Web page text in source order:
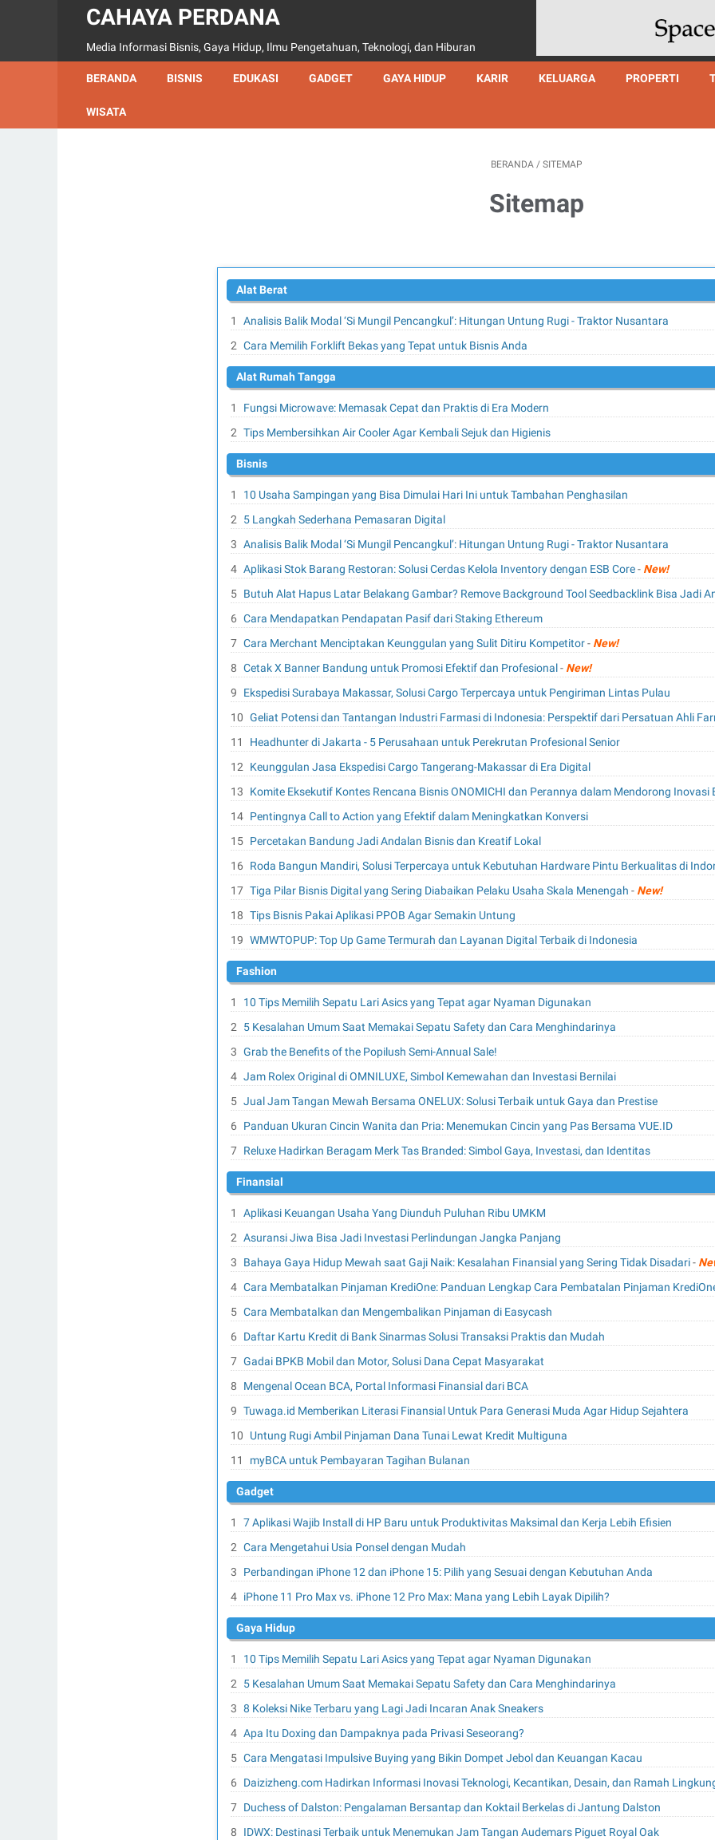
CAHAYA PERDANA
Media Informasi Bisnis, Gaya Hidup, Ilmu Pengetahuan, Teknologi, dan Hiburan
BERANDA BISNIS EDUKASI GADGET GAYA HIDUP KARIR KELUARGA PROPERTI
WISATA
BERANDA / SITEMAP
Sitemap
Alat Berat
Analisis Balik Modal ‘Si Mungil Pencangkul’: Hitungan Untung Rugi - Traktor Nusantara
Cara Memilih Forklift Bekas yang Tepat untuk Bisnis Anda
Alat Rumah Tangga
Fungsi Microwave: Memasak Cepat dan Praktis di Era Modern
Tips Membersihkan Air Cooler Agar Kembali Sejuk dan Higienis
Bisnis
10 Usaha Sampingan yang Bisa Dimulai Hari Ini untuk Tambahan Penghasilan
5 Langkah Sederhana Pemasaran Digital
Analisis Balik Modal ‘Si Mungil Pencangkul’: Hitungan Untung Rugi - Traktor Nusantara
Aplikasi Stok Barang Restoran: Solusi Cerdas Kelola Inventory dengan ESB Core- New!
Butuh Alat Hapus Latar Belakang Gambar? Remove Background Tool Seedbacklink Bisa Jadi
Cara Mendapatkan Pendapatan Pasif dari Staking Ethereum
Cara Merchant Menciptakan Keunggulan yang Sulit Ditiru Kompetitor- New!
Cetak X Banner Bandung untuk Promosi Efektif dan Profesional- New!
Ekspedisi Surabaya Makassar, Solusi Cargo Terpercaya untuk Pengiriman Lintas Pulau
Geliat Potensi dan Tantangan Industri Farmasi di Indonesia: Perspektif dari Persatuan Ahli
Headhunter di Jakarta - 5 Perusahaan untuk Perekrutan Profesional Senior
Keunggulan Jasa Ekspedisi Cargo Tangerang-Makassar di Era Digital
Komite Eksekutif Kontes Rencana Bisnis ONOMICHI dan Perannya dalam Mendorong Inovasi
Pentingnya Call to Action yang Efektif dalam Meningkatkan Konversi
Percetakan Bandung Jadi Andalan Bisnis dan Kreatif Lokal
Roda Bangun Mandiri, Solusi Terpercaya untuk Kebutuhan Hardware Pintu Berkualitas di
Tiga Pilar Bisnis Digital yang Sering Diabaikan Pelaku Usaha Skala Menengah - New!
Tips Bisnis Pakai Aplikasi PPOB Agar Semakin Untung
WMWTOPUP: Top Up Game Termurah dan Layanan Digital Terbaik di Indonesia
Fashion
10 Tips Memilih Sepatu Lari Asics yang Tepat agar Nyaman Digunakan
5 Kesalahan Umum Saat Memakai Sepatu Safety dan Cara Menghindarinya
Grab the Benefits of the Popilush Semi-Annual Sale!
Jam Rolex Original di OMNILUXE, Simbol Kemewahan dan Investasi Bernilai
Jual Jam Tangan Mewah Bersama ONELUX: Solusi Terbaik untuk Gaya dan Prestise
Panduan Ukuran Cincin Wanita dan Pria: Menemukan Cincin yang Pas Bersama VUE.ID
Reluxe Hadirkan Beragam Merk Tas Branded: Simbol Gaya, Investasi, dan Identitas
Finansial
Aplikasi Keuangan Usaha Yang Diunduh Puluhan Ribu UMKM
Asuransi Jiwa Bisa Jadi Investasi Perlindungan Jangka Panjang
Bahaya Gaya Hidup Mewah saat Gaji Naik: Kesalahan Finansial yang Sering Tidak Disadari-
Cara Membatalkan Pinjaman KrediOne: Panduan Lengkap Cara Pembatalan Pinjaman
Cara Membatalkan dan Mengembalikan Pinjaman di Easycash
Daftar Kartu Kredit di Bank Sinarmas Solusi Transaksi Praktis dan Mudah
Gadai BPKB Mobil dan Motor, Solusi Dana Cepat Masyarakat
Mengenal Ocean BCA, Portal Informasi Finansial dari BCA
Tuwaga.id Memberikan Literasi Finansial Untuk Para Generasi Muda Agar Hidup Sejahtera
Untung Rugi Ambil Pinjaman Dana Tunai Lewat Kredit Multiguna
myBCA untuk Pembayaran Tagihan Bulanan
Gadget
7 Aplikasi Wajib Install di HP Baru untuk Produktivitas Maksimal dan Kerja Lebih Efisien
Cara Mengetahui Usia Ponsel dengan Mudah
Perbandingan iPhone 12 dan iPhone 15: Pilih yang Sesuai dengan Kebutuhan Anda
iPhone 11 Pro Max vs. iPhone 12 Pro Max: Mana yang Lebih Layak Dipilih?
Gaya Hidup
10 Tips Memilih Sepatu Lari Asics yang Tepat agar Nyaman Digunakan
5 Kesalahan Umum Saat Memakai Sepatu Safety dan Cara Menghindarinya
8 Koleksi Nike Terbaru yang Lagi Jadi Incaran Anak Sneakers
Apa Itu Doxing dan Dampaknya pada Privasi Seseorang?
Cara Mengatasi Impulsive Buying yang Bikin Dompet Jebol dan Keuangan Kacau
Daizizheng.com Hadirkan Informasi Inovasi Teknologi, Kecantikan, Desain, dan Ramah
Duchess of Dalston: Pengalaman Bersantap dan Koktail Berkelas di Jantung Dalston
IDWX: Destinasi Terbaik untuk Menemukan Jam Tangan Audemars Piguet Royal Oak